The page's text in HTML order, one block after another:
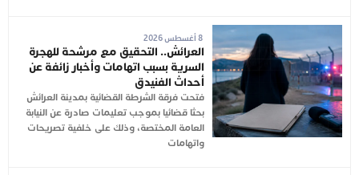
8 أغسطس 2026
العرائش.. التحقيق مع مرشحة للهجرة
السرية بسبب اتهامات وأخبار زائفة عن
أحداث الفنيدق
فتحت فرقة الشرطة القضائية بمدينة العرائش
بحثا قضائيا بموجب تعليمات صادرة عن النيابة
العامة المختصة، وذلك على خلفية تصريحات
واتهامات